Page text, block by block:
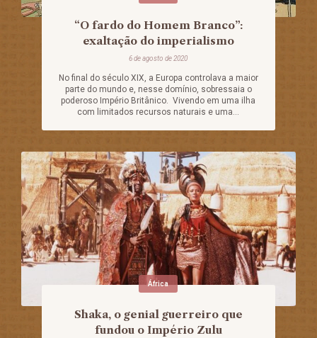
“O fardo do Homem Branco”:
exaltação do imperialismo
6 de agosto de 2020
No final do século XIX, a Europa controlava a maior
parte do mundo e, nesse domínio, sobressaia o
poderoso Império Britânico. Vivendo em uma ilha
com limitados recursos naturais e uma...
África
Shaka, o genial guerreiro que
fundou o Império Zulu